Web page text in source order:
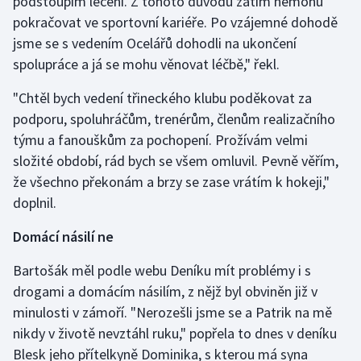
Stolní tenis
Triatlon
Veslování
Vodní slalom
Volejbal
Ostatní
pokračovat ve sportovní kariéře. Po vzájemné dohodě
jsme se s vedením Ocelářů dohodli na ukončení
spolupráce a já se mohu věnovat léčbě," řekl.
"Chtěl bych vedení třineckého klubu poděkovat za
podporu, spoluhráčům, trenérům, členům realizačního
týmu a fanouškům za pochopení. Prožívám velmi
složité období, rád bych se všem omluvil. Pevně věřím,
že všechno překonám a brzy se zase vrátím k hokeji,"
doplnil.
Domácí násilí ne
Bartošák měl podle webu Deníku mít problémy i s
drogami a domácím násilím, z nějž byl obviněn již v
minulosti v zámoří. "Nerozešli jsme se a Patrik na mě
nikdy v životě nevztáhl ruku," popřela to dnes v deníku
Blesk jeho přítelkyně Dominika, s kterou má syna